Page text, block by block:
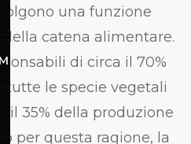
una funzione
della catena alimentare.
di circa il 70%
tutte le specie vegetali
il 35% della produzione
per questa ragione, la